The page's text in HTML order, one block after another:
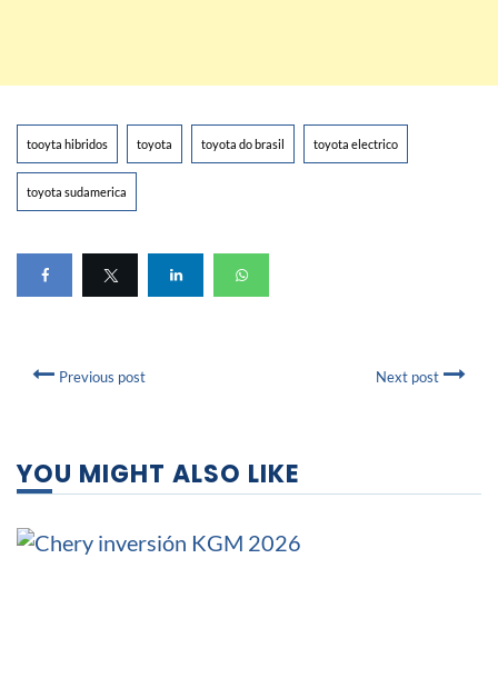
tooyta hibridos toyota toyota do brasil toyota electrico
toyota sudamerica
Previous post Next post
YOU MIGHT ALSO LIKE